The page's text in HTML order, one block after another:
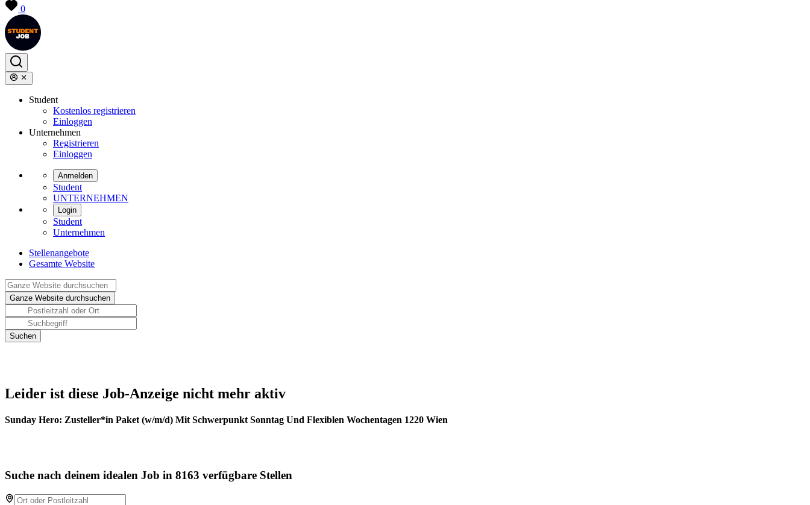
0
Student
Kostenlos registrieren
Einloggen
Unternehmen
Registrieren
Einloggen
Anmelden
Student
UNTERNEHMEN
Login
Student
Unternehmen
Stellenangebote
Gesamte Website
Leider ist diese Job-Anzeige nicht mehr aktiv
Sunday Hero: Zusteller*in Paket (w/m/d) Mit Schwerpunkt Sonntag Und Flexiblen Wochentagen 1220 Wien
Suche nach deinem idealen Job in 8163 verfügbare Stellen